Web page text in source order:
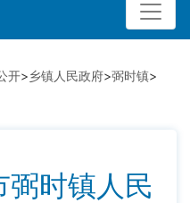
开>乡镇人民政府>弼时镇>
时镇人民